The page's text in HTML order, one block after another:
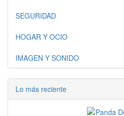
SEGURIDAD
HOGAR Y OCIO
IMAGEN Y SONIDO
Lo más reciente